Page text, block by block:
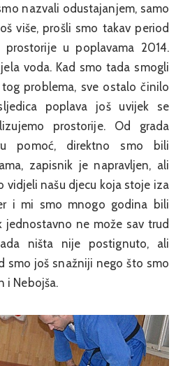
nazvali odustajanjem, samo
više, prošli smo takav period
u poplavama 2014.
voda. Kad smo tada smogli
problema, sve ostalo činilo
poplava još uvijek se
prostorije. Od grada
pomoć, direktno smo bili
zapisnik je napravljen, ali
vidjeli našu djecu koja stoje iza
i mi smo mnogo godina bili
jednostavno ne može sav trud
ništa nije postignuto, ali
smo još snažniji nego što smo
i Nebojša.